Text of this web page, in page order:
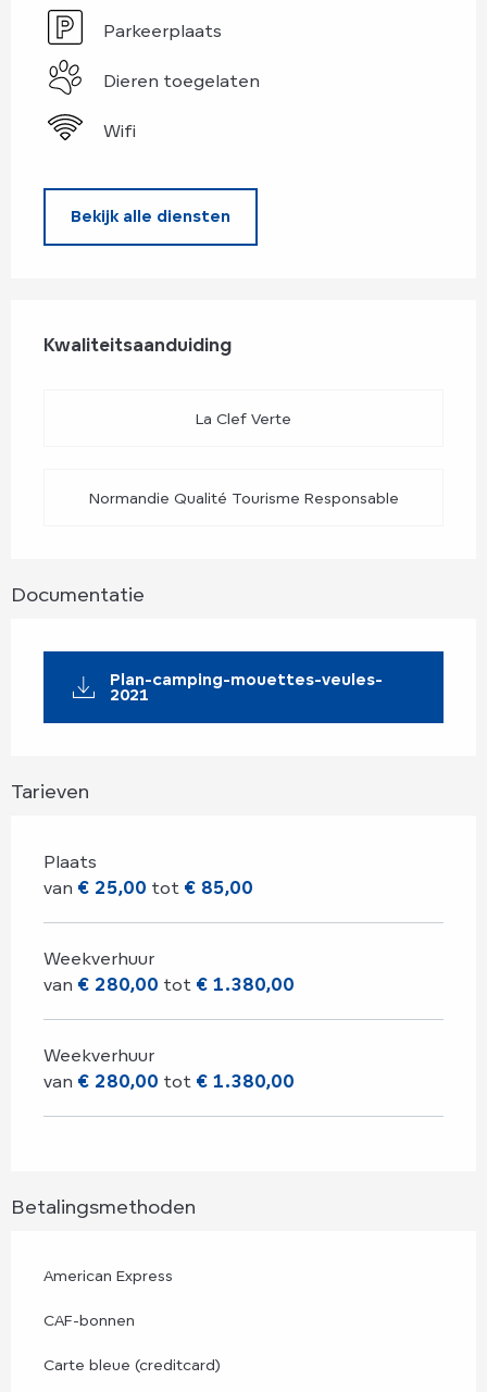
Parkeerplaats
Dieren toegelaten
Wifi
Bekijk alle diensten
Kwaliteitsaanduiding
Kwaliteitsaanduiding
La Clef Verte
Normandie Qualité Tourisme Responsable
Documentatie
Plan-camping-mouettes-veules-
2021
Tarieven
Plaats
van € 25,00 tot € 85,00
Weekverhuur
van € 280,00 tot € 1.380,00
Weekverhuur
van € 280,00 tot € 1.380,00
Betalingsmethoden
American Express
CAF-bonnen
Carte bleue (creditcard)